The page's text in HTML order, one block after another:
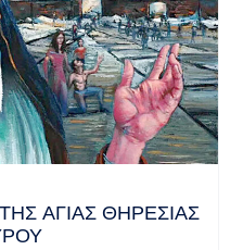
ΑΓΙΑΣ ΘΗΡΕΣΙΑΣ